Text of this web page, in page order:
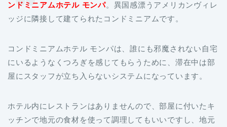
ンドミニアムホテル モンパ。異国感漂うアメリカンヴィレ
ッジに隣接して建てられたコンドミニアムです。
コンドミニアムホテル モンパは、誰にも邪魔されない自宅
にいるようなくつろぎを感じてもらうために、滞在中は部
屋にスタッフが立ち入らないシステムになっています。
ホテル内にレストランはありませんので、部屋に付いたキ
ッチンで地元の食材を使って調理してもいいですし、地元